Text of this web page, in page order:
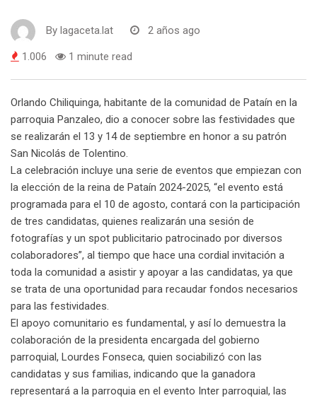
By lagaceta.lat 2 años ago
1.006 1 minute read
Orlando Chiliquinga, habitante de la comunidad de Pataín en la
parroquia Panzaleo, dio a conocer sobre las festividades que
se realizarán el 13 y 14 de septiembre en honor a su patrón
San Nicolás de Tolentino.
La celebración incluye una serie de eventos que empiezan con
la elección de la reina de Pataín 2024-2025, “el evento está
programada para el 10 de agosto, contará con la participación
de tres candidatas, quienes realizarán una sesión de
fotografías y un spot publicitario patrocinado por diversos
colaboradores”, al tiempo que hace una cordial invitación a
toda la comunidad a asistir y apoyar a las candidatas, ya que
se trata de una oportunidad para recaudar fondos necesarios
para las festividades.
El apoyo comunitario es fundamental, y así lo demuestra la
colaboración de la presidenta encargada del gobierno
parroquial, Lourdes Fonseca, quien sociabilizó con las
candidatas y sus familias, indicando que la ganadora
representará a la parroquia en el evento Inter parroquial, las